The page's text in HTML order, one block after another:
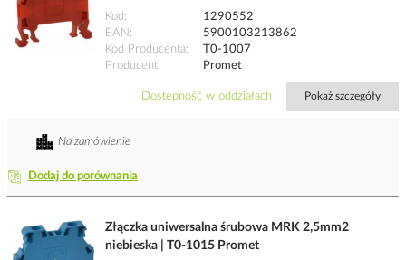
Kod
1290552
EAN
5900103213862
Kod Producenta
T0-1007
Producent
Promet
Dostępność w oddziałach Pokaż szczegóły
Dodaj do porównania
Na zamówienie
Złączka uniwersalna śrubowa MRK 2,5mm2
niebieska | T0-1015 Promet